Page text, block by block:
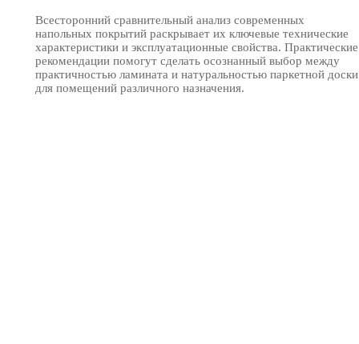
Всесторонний сравнительный анализ современных
напольных покрытий раскрывает их ключевые технические
характеристики и эксплуатационные свойства. Практические
рекомендации помогут сделать осознанный выбор между
практичностью ламината и натуральностью паркетной доски
для помещений различного назначения.